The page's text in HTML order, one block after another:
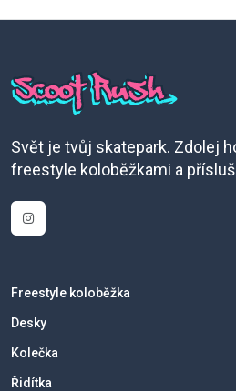
Svět je tvůj skatepark. Zdolej
freestyle koloběžkami a
Freestyle koloběžka
Desky
Kolečka
Řidítka